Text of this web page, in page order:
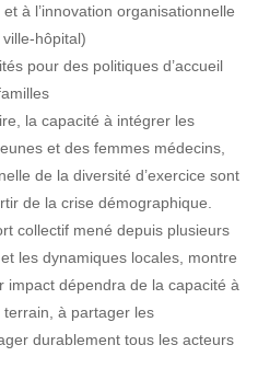
à l’innovation organisationnelle
hôpital)
pour des politiques d’accueil
la capacité à intégrer les
et des femmes médecins,
de la diversité d’exercice sont
de la crise démographique.
collectif mené depuis plusieurs
les dynamiques locales, montre
impact dépendra de la capacité à
à partager les
durablement tous les acteurs